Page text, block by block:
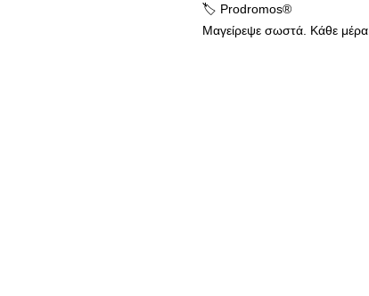
🏷 Prodromos®
Μαγείρεψε σωστά. Κάθε μέρα.